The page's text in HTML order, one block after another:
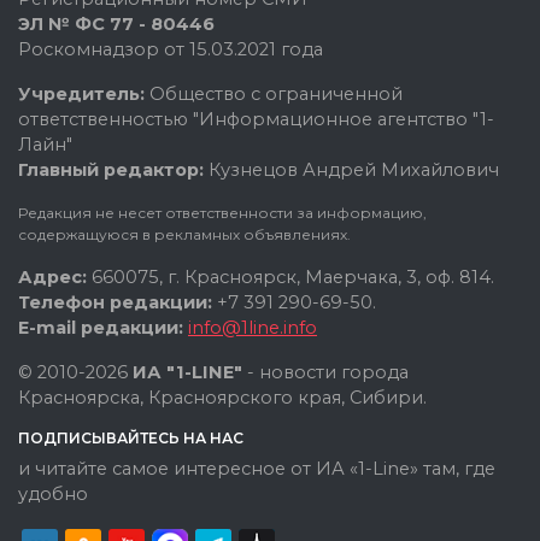
ЭЛ № ФС 77 - 80446
Роскомнадзор от 15.03.2021 года
Учредитель: Общество с ограниченной
ответственностью "Информационное агентство "1-
Лайн"
Главный редактор: Кузнецов Андрей Михайлович
Редакция не несет ответственности за информацию,
содержащуюся в рекламных объявлениях.
Адрес: 660075, г. Красноярск, Маерчака, 3, оф. 814.
Телефон редакции: +7 391 290-69-50.
E-mail редакции: info@1line.info
© 2010-2026 ИА "1-LINE" - новости города
Красноярска, Красноярского края, Сибири.
ПОДПИСЫВАЙТЕСЬ НА НАС
и читайте самое интересное от ИА «1-Line» там, где
удобно